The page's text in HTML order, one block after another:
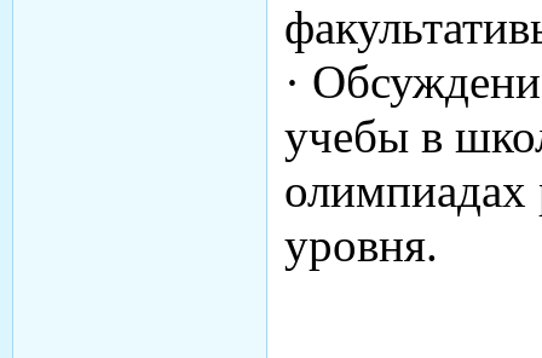
·
учебы в
олимпиадах
уровня.